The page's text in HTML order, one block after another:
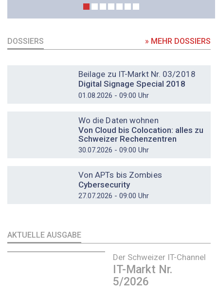
DOSSIERS » MEHR DOSSIERS
Beilage zu IT-Markt Nr. 03/2018
Digital Signage Special 2018
01.08.2026 - 09:00 Uhr
Wo die Daten wohnen
Von Cloud bis Colocation: alles zu
Schweizer Rechenzentren
30.07.2026 - 09:00 Uhr
Von APTs bis Zombies
Cybersecurity
27.07.2026 - 09:00 Uhr
AKTUELLE AUSGABE
Der Schweizer IT-Channel
IT-Markt Nr.
5/2026